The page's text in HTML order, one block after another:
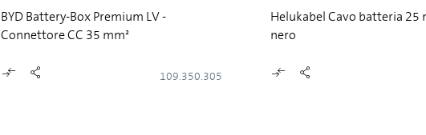
BYD Battery-Box Premium LV -
Connettore CC 35 mm²
109.350.305
Helukabel Cavo batteria 25
nero